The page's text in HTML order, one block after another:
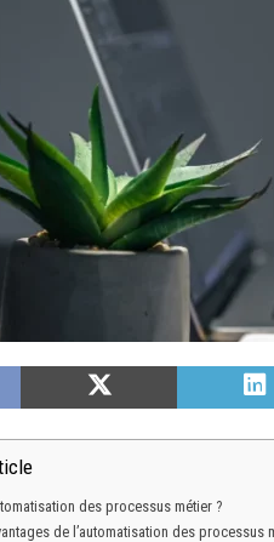
des processus métier ?
de l’automatisation des processus